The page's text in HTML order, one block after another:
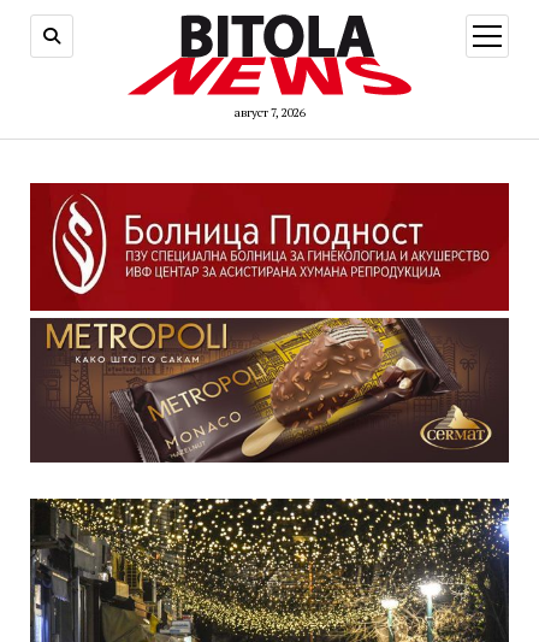
август 7, 2026
open
menu